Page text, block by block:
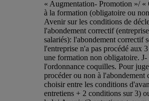
« Augmentation- Promotion »/
à la formation (obligatoire ou
Avenir sur les conditions de
l'abondement correctif
salariés): l'abondement correctif
l'entreprise n'a pas procédé aux
une formation non obligatoire. J-
l'ordonnance coquilles. Pour
procéder ou non à l'abondement
choisir entre les conditions
entretiens + 2 conditions sur 3)